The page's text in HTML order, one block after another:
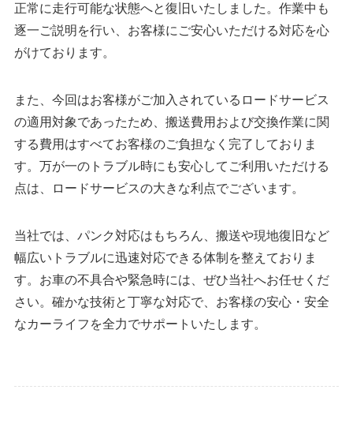
正常に走行可能な状態へと復旧いたしました。作業中も
逐一ご説明を行い、お客様にご安心いただける対応を心
がけております。
また、今回はお客様がご加入されているロードサービス
の適用対象であったため、搬送費用および交換作業に関
する費用はすべてお客様のご負担なく完了しておりま
す。万が一のトラブル時にも安心してご利用いただける
点は、ロードサービスの大きな利点でございます。
当社では、パンク対応はもちろん、搬送や現地復旧など
幅広いトラブルに迅速対応できる体制を整えておりま
す。お車の不具合や緊急時には、ぜひ当社へお任せくだ
さい。確かな技術と丁寧な対応で、お客様の安心・安全
なカーライフを全力でサポートいたします。